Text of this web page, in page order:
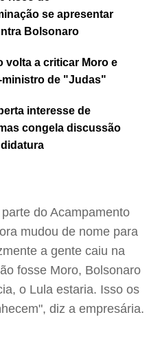
se apresentar
Bolsonaro
volta a criticar Moro e
ministro de "Judas"
interesse de
congela discussão
do Acampamento
mudou de nome para
a gente caiu na
fosse Moro, Bolsonaro
o Lula estaria. Isso os
diz a empresária.